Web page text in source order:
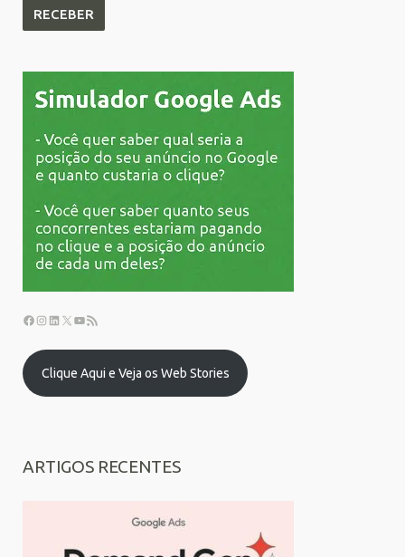
Clique Aqui e Veja os Web Stories
ARTIGOS RECENTES